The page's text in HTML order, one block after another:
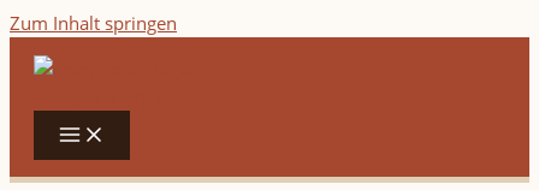
Zum Inhalt springen